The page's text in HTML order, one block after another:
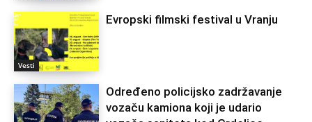
Vesti
Evropski filmski festival u Vranju
Određeno policijsko zadržavanje
vozaču kamiona koji je udario